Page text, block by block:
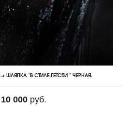
→ ШЛЯПКА "В СТИЛЕ ГЕТСБИ " ЧЕРНАЯ.
10 000руб.